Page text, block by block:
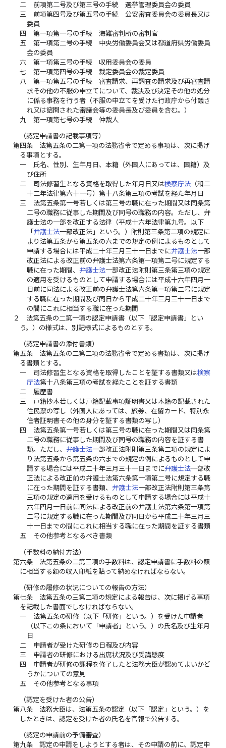
二
前項第二号及び第三号の手続 選挙管理委員会の委員
三
前項第四号及び第五号の手続 公安審査委員会の委員長又は
委員
四
第一項第一号の手続 海難審判所の審判官
五
第一項第二号の手続 中央労働委員会又は都道府県労働委員
会の委員
六
第一項第三号の手続 収用委員会の委員
七
第一項第四号の手続 裁定委員会の裁定委員
八
第一項第五号の手続 審査請求、再調査の請求及び再審査請
求その他の不服の申立てについて、裁決及び決定その他の処分
に係る事務を行う者（不服の申立てを受けた行政庁から付議さ
れ又は諮問された審議会等の委員長及び委員を含む。）
九
第一項第七号の手続 仲裁人
（認定申請書の記載事項等）
第四条
法第五条の二第一項の法務省令で定める事項は、次に掲げ
る事項とする。
一
氏名、性別、生年月日、本籍（外国人にあっては、国籍）及
び住所
二
司法修習生となる資格を取得した年月日又は検察庁法（和二
十二年法律第六十一号）第十八条第三項の考試を経た年月日
三
法第五条第一号若しくは第三号の職に在った期間又は同条第
二号の職務に従事した期間及び同号の職務の内容。ただし、弁
護士法の一部を改正する法律（平成十六年法律第九号。以下
「弁護士法一部改正法」という。）附則第三条第二項の規定に
より法第五条から第五条の六までの規定の例によるものとして
申請する場合には平成二十年三月三十一日までに弁護士法一部
改正法による改正前の弁護士法第六条第一項第二号に規定する
職に在った期間、 弁護士法一部改正法附則第三条第三項の規定
の適用を受けるものとして申請する場合には平成十六年四月一
日前に同法による改正前の弁護士法第六条第一項第二号に規定
する職に在った期間及び同日から平成二十年三月三十一日まで
の間にこれに相当する職に在った期間
２
法第五条の二第一項の認定申請書（以下「認定申請書」とい
う。）の様式は、別記様式によるものとする。
（認定申請書の添付書類）
第五条
法第五条の二第二項の法務省令で定める書類は、次に掲げ
る書類とする。
一
司法修習生となる資格を取得したことを証する書類又は検察
庁法第十八条第三項の考試を経たことを証する書類
二
履歴書
三
戸籍抄本若しくは戸籍記載事項証明書又は本籍の記載された
住民票の写し（外国人にあっては、旅券、在留カード、特別永
住者証明書その他の身分を証する書類の写し）
四
法第五条第一号若しくは第三号の職に在った期間又は同条第
二号の職務に従事した期間及び同号の職務の内容を証する書
類。ただし、 弁護士法一部改正法附則第三条第二項の規定によ
り法第五条から第五条の六までの規定の例によるものとして申
請する場合には平成二十年三月三十一日までに弁護士法一部改
正法による改正前の弁護士法第六条第一項第二号に規定する職
に在った期間を証する書類、 弁護士法一部改正法附則第三条第
三項の規定の適用を受けるものとして申請する場合には平成十
六年四月一日前に同法による改正前の弁護士法第六条第一項第
二号に規定する職に在った期間及び同日から平成二十年三月三
十一日までの間にこれに相当する職に在った期間を証する書類
五
その他参考となるべき書類
（手数料の納付方法）
第六条
法第五条の二第三項の手数料は、認定申請書に手数料の額
に相当する額の収入印紙を貼って納めなければならない。
（研修の履修の状況についての報告の方法）
第七条
法第五条の三第二項の規定による報告は、次に掲げる事項
を記載した書面でしなければならない。
一
法第五条の研修（以下「研修」という。）を受けた申請者
（以下この条において「申請者」という。）の氏名及び生年月
日
二
申請者が受けた研修の日程及び内容
三
申請者の研修における出席状況及び受講態度
四
申請者が研修の課程を修了したと法務大臣が認めてよいかど
うかについての意見
五
その他参考となる事項
（認定を受けた者の公告）
第八条
法務大臣は、法第五条の認定（以下「認定」という。）を
したときは、認定を受けた者の氏名を官報で公告する。
（認定の申請前の予備審査）
第九条
認定の申請をしようとする者は、その申請の前に、認定申